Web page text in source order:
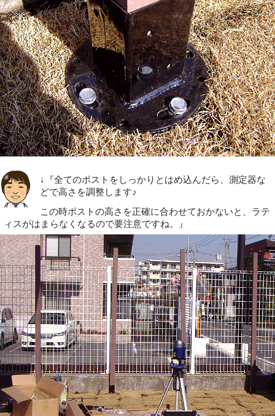
↓『全てのポストをしっかりとはめ込んだら、測定器な
どで高さを調整します♪
この時ポストの高さを正確に合わせておかないと、ラテ
ィスがはまらなくなるので要注意ですね。』